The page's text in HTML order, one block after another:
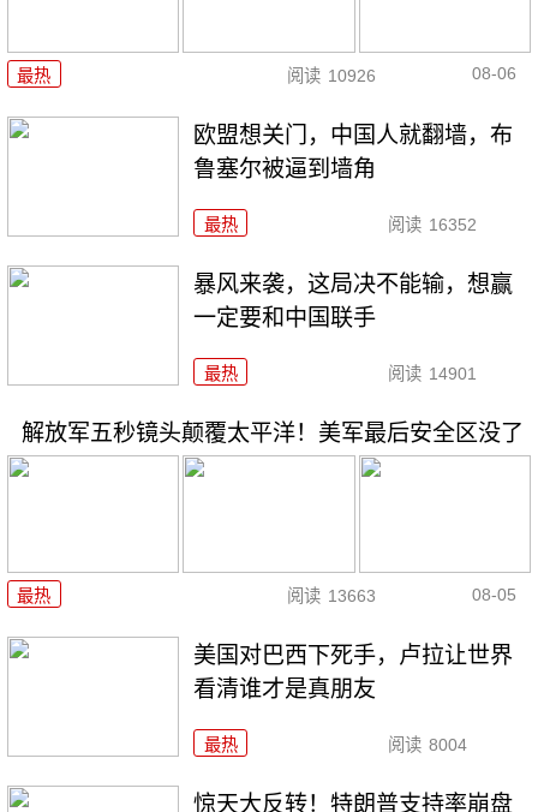
最热 阅读 10926 08-06
欧盟想关门，中国人就翻墙，布
鲁塞尔被逼到墙角
最热 阅读 16352
暴风来袭，这局决不能输，想赢
一定要和中国联手
最热 阅读 14901
解放军五秒镜头颠覆太平洋！美军最后安全区没了
最热 阅读 13663 08-05
美国对巴西下死手，卢拉让世界
看清谁才是真朋友
最热 阅读 8004
惊天大反转！特朗普支持率崩盘